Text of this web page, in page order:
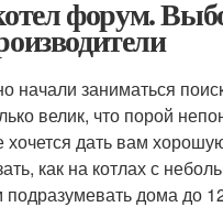
форум.
начали заниматься
велик, что порой
дать вам
как на котлах с
дома до